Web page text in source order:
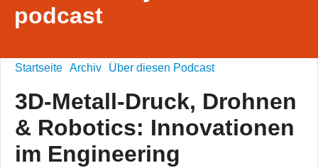
podcast
Startseite Archiv Über diesen Podcast
3D-Metall-Druck, Drohnen
& Robotics: Innovationen
im Engineering